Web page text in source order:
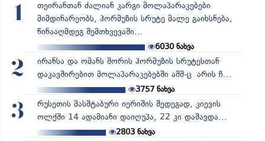
1
თეირანთან ძალიან კარგი მოლაპარაკებები
მიმდინარეობს, ჰორმუზის სრუტე მალე გაიხსნება,
წინააღმდეგ შემთხვევაში...
6030ნახვა
2
ირანსა და ომანს შორის ჰორმუზის სრუტესთან
დაკავშირებით მოლაპარაკებებში აშშ-ც არის ჩ...
3757ნახვა
3
რუსეთის მასშტაბური იერიშის შედეგად, კიევის
ოლქში 14 ადამიანი დაიღუპა, 22 კი დაშავდა...
2803ნახვა